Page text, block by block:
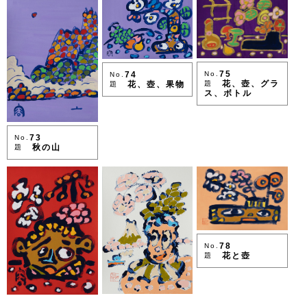
No. 73
題 秋の山
No. 74
題 花、壺、果物
No.75
題
花、壺、グラ
ス、ボトル
No.78
題 花と壺